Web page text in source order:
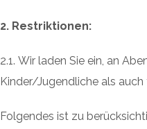
2. Restriktionen:
2.1. Wir laden Sie ein, an
Kinder/Jugendliche als
Folgendes ist zu